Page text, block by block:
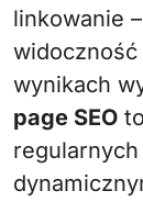
linkowanie
wynikach
page SEO